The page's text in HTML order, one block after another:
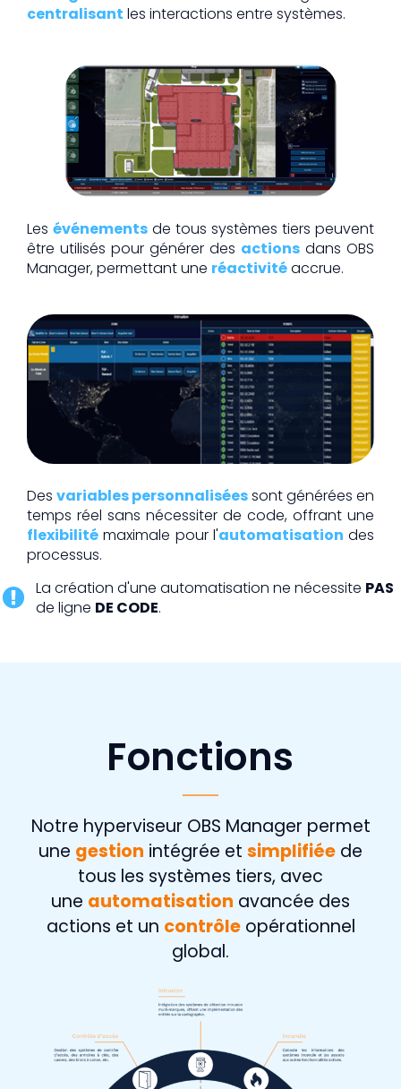
centralisant les interactions entre systèmes.
Les événements de tous systèmes tiers peuvent
être utilisés pour générer des actions dans OBS
Manager, permettant une réactivitéaccrue.
Des variables personnaliséessont générées en
temps réel sans nécessiter de code, offrant une
flexibilité maximale pour l'automatisation des
processus.
La création d'une automatisation ne nécessite PAS
de ligne DE CODE.
Fonctions
Notre hyperviseur OBS Manager permet
une gestion intégrée et simplifiée de
tous les systèmes tiers, avec
une automatisation avancée des
actions et un contrôleopérationnel
global.